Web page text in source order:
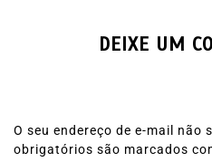
DEIXE UM
O seu endereço de e-mail não
obrigatórios são marcados